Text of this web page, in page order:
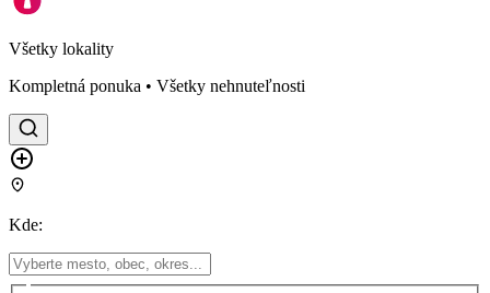
Všetky lokality
Kompletná ponuka • Všetky nehnuteľnosti
Kde: